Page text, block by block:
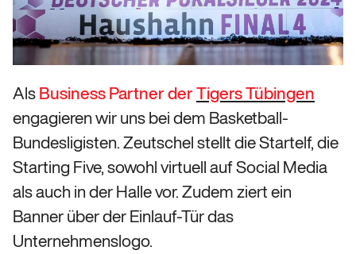
AlsBusiness Partner derTigers Tübingen
engagieren wir uns bei dem Basketball-
Bundesligisten. Zeutschel stellt die Startelf, die
Starting Five, sowohl virtuell auf Social Media
als auch in der Halle vor. Zudem ziert ein
Banner über der Einlauf-Tür das
Unternehmenslogo.